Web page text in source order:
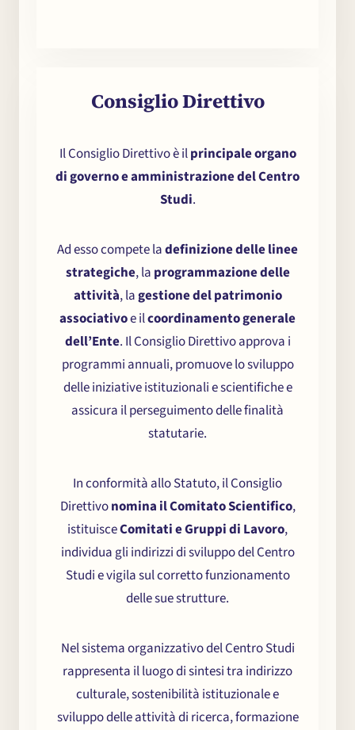
Il Centro
Seminari e
Conferenze
Partecipa
Contatti
Consiglio Direttivo
Il Consiglio Direttivo è ilprincipale organo
di governo e amministrazione del Centro
Studi.
Ad esso compete ladefinizione delle linee
strategiche, la programmazione delle
attività, lagestione del patrimonio
associativoe ilcoordinamento generale
dell’Ente. Il Consiglio Direttivo approva i
programmi annuali, promuove lo sviluppo
delle iniziative istituzionali e scientifiche e
assicura il perseguimento delle finalità
statutarie.
In conformità allo Statuto, il Consiglio
Direttivonomina il Comitato Scientifico,
istituisceComitati e Gruppi di Lavoro,
individua gli indirizzi di sviluppo del Centro
Studi e vigila sul corretto funzionamento
delle sue strutture.
Nel sistema organizzativo del Centro Studi
rappresenta il luogo di sintesi tra indirizzo
culturale, sostenibilità istituzionale e
sviluppo delle attività di ricerca, formazione